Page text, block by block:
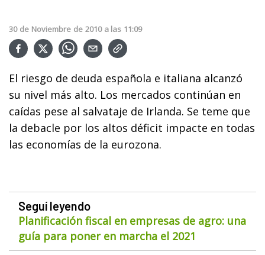
30 de Noviembre de 2010 a las 11:09
El riesgo de deuda española e italiana alcanzó
su nivel más alto. Los mercados continúan en
caídas pese al salvataje de Irlanda. Se teme que
la debacle por los altos déficit impacte en todas
las economías de la eurozona.
Seguí leyendo
Planificación fiscal en empresas de agro: una
guía para poner en marcha el 2021